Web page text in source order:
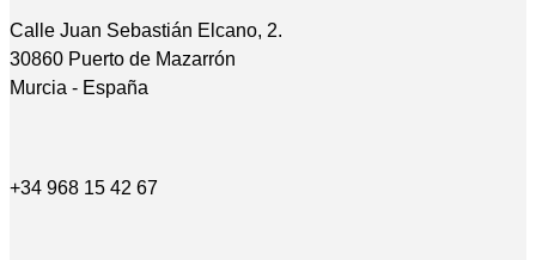
Calle Juan Sebastián Elcano, 2.
30860 Puerto de Mazarrón
Murcia - España
+34 968 15 42 67